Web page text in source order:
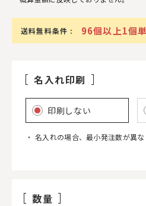
送料無料条件 : 96個以上1個
名入れ印刷
印刷しない
名入れの場合、最小発注数が異な
数量